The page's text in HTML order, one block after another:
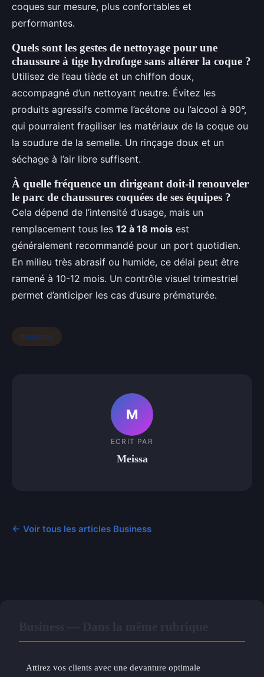
coques sur mesure, plus confortables et
performantes.
Quels sont les gestes de nettoyage pour une
chaussure à tige hydrofuge sans altérer la coque ?
Utilisez de l’eau tiède et un chiffon doux,
accompagné d’un nettoyant neutre. Évitez les
produits agressifs comme l’acétone ou l’alcool à 90°,
qui pourraient fragiliser les matériaux de la coque ou
la soudure de la semelle. Un rinçage doux et un
séchage à l’air libre suffisent.
À quelle fréquence un dirigeant doit-il renouveler
le parc de chaussures coquées de ses équipes ?
Cela dépend de l’intensité d’usage, mais un
remplacement tous les 12 à 18 mois est
généralement recommandé pour un port quotidien.
En milieu très abrasif ou humide, ce délai peut être
ramené à 10-12 mois. Un contrôle visuel trimestriel
permet d’anticiper les cas d’usure prématurée.
business
M
ECRIT PAR
Meissa
← Voir tous les articles Business
Attirez vos clients avec une devanture optimale